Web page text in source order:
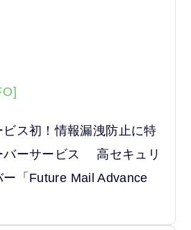
ス初！情報漏洩防止に特
バーサービス 高セキュリ
「Future Mail Advance